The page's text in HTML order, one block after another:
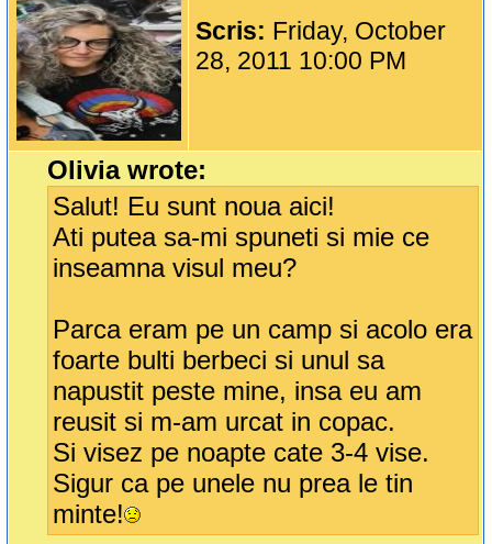
Scris: Friday, October
28, 2011 10:00 PM
Olivia wrote:
Salut! Eu sunt noua aici!
Ati putea sa-mi spuneti si mie ce
inseamna visul meu?
Parca eram pe un camp si acolo era
foarte bulti berbeci si unul sa
napustit peste mine, insa eu am
reusit si m-am urcat in copac.
Si visez pe noapte cate 3-4 vise.
Sigur ca pe unele nu prea le tin
minte!